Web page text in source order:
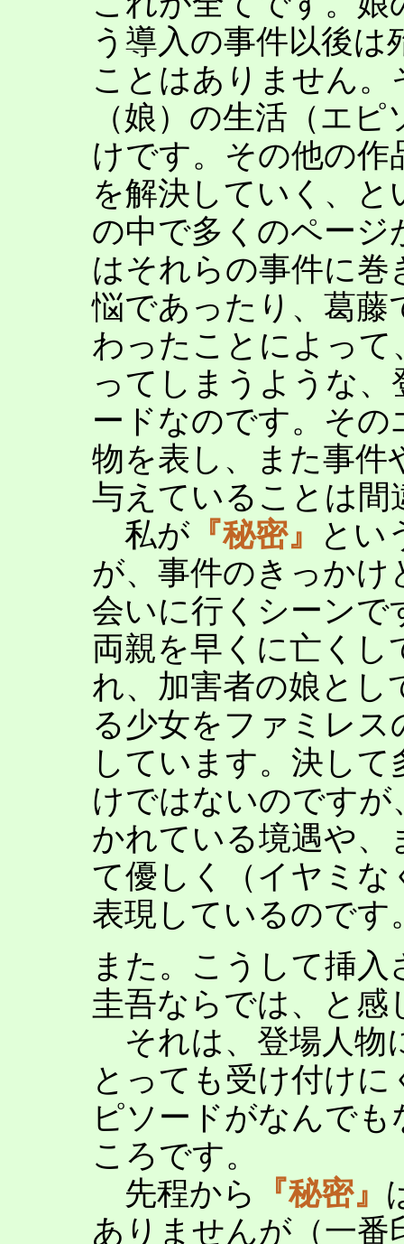
う導入の事件以後
ことはありません
（娘）の生活（エ
けです。その他の作
を解決していく、
の中で多くのペー
はそれらの事件に巻
悩であったり、葛藤
わったことによっ
ってしまうような
ードなのです。そ
物を表し、また事件
与えていることは間
私が『秘密』
とい
が、事件のきっか
会いに行くシーンで
両親を早くに亡くし
れ、加害者の娘とし
る少女をファミレ
しています。決し
けではないのですが
かれている境遇や、
て優しく（イヤミな
表現しているのです
また。こうして挿
圭吾ならでは、と感
それは、登場人物
とっても受け付け
ピソードがなんで
ころです。
先程から
『秘密』
ありませんが（一番